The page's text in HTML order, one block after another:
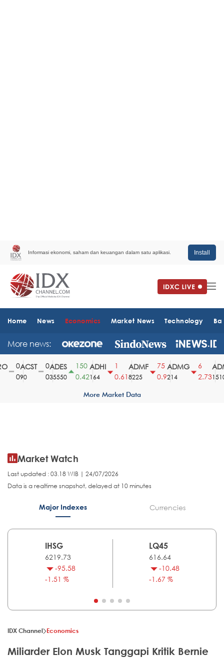
Informasi ekonomi, saham dan keuangan dalam satu aplikasi. Install
Home News Economics Market News Technology
More news:
ACST
90
ADES
35550
150
0.42
ADHI
164
0.61
ADMF
8225
75
0.9
ADMG
214
2.731510
More Market Data
Market Watch
Last updated : 03.18 WIB | 24/07/2026
Data is a realtime snapshot, delayed at 10 minutes
Major Indexes Currencies
IHSG
6219.73
-95.58
-1.51 %
LQ45
616.64
-10.48
-1.67 %
IDX Channel Economics
Miliarder Elon Musk Tanggapi Kritik Bernie